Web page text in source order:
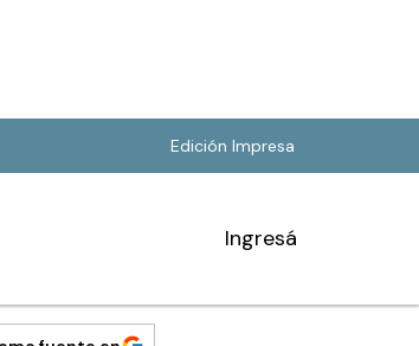
Edición Impresa
Ingresá